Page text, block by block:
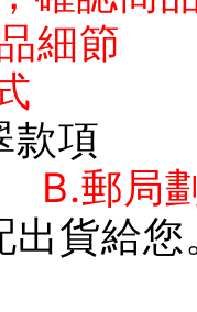
品細
式 F.
款項
郵局劃
出貨給